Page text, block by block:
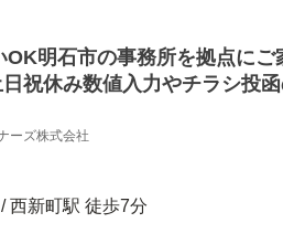
OK明石市の事務所を拠点にご
祝休み数値入力やチラシ投
ーズ株式会社
西新町駅 徒歩7分